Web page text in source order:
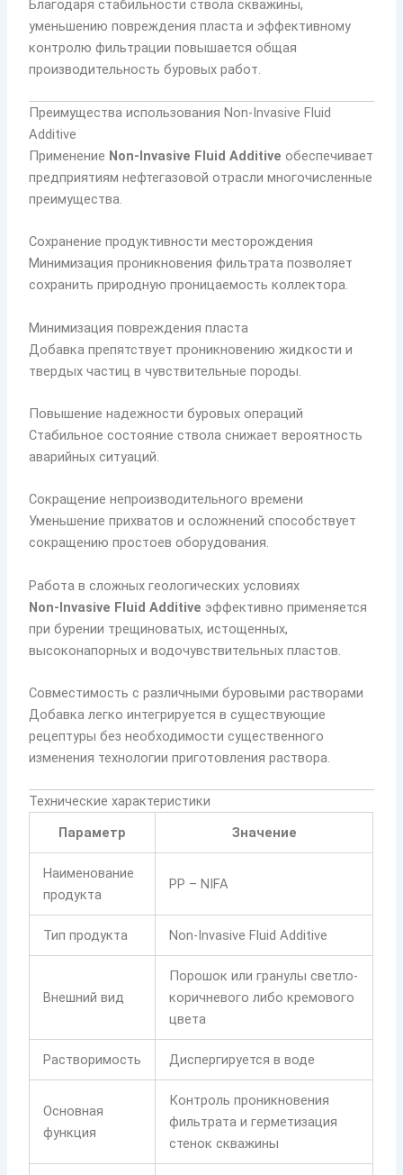
Благодаря стабильности ствола скважины,
уменьшению повреждения пласта и эффективному
контролю фильтрации повышается общая
производительность буровых работ.
Преимущества использования Non-Invasive Fluid
Additive
Применение Non-Invasive Fluid Additive обеспечивает
предприятиям нефтегазовой отрасли многочисленные
преимущества.
Сохранение продуктивности месторождения
Минимизация проникновения фильтрата позволяет
сохранить природную проницаемость коллектора.
Минимизация повреждения пласта
Добавка препятствует проникновению жидкости и
твердых частиц в чувствительные породы.
Повышение надежности буровых операций
Стабильное состояние ствола снижает вероятность
аварийных ситуаций.
Сокращение непроизводительного времени
Уменьшение прихватов и осложнений способствует
сокращению простоев оборудования.
Работа в сложных геологических условиях
Non-Invasive Fluid Additive эффективно применяется
при бурении трещиноватых, истощенных,
высоконапорных и водочувствительных пластов.
Совместимость с различными буровыми растворами
Добавка легко интегрируется в существующие
рецептуры без необходимости существенного
изменения технологии приготовления раствора.
Технические характеристики
Параметр
Значение
Наименование
продукта
PP – NIFA
Тип продукта Non-Invasive Fluid Additive
Внешний вид
Порошок или гранулы светло-
коричневого либо кремового
цвета
Растворимость Диспергируется в воде
Основная
функция
Контроль проникновения
фильтрата и герметизация
стенок скважины